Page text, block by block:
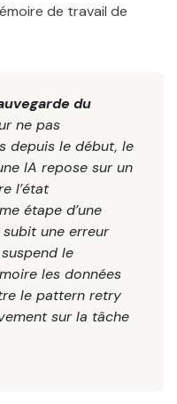
de travail de
du
ne pas
depuis le début, le
IA repose sur un
l’état
étape d’une
une erreur
le
les données
le pattern retry
sur la tâche